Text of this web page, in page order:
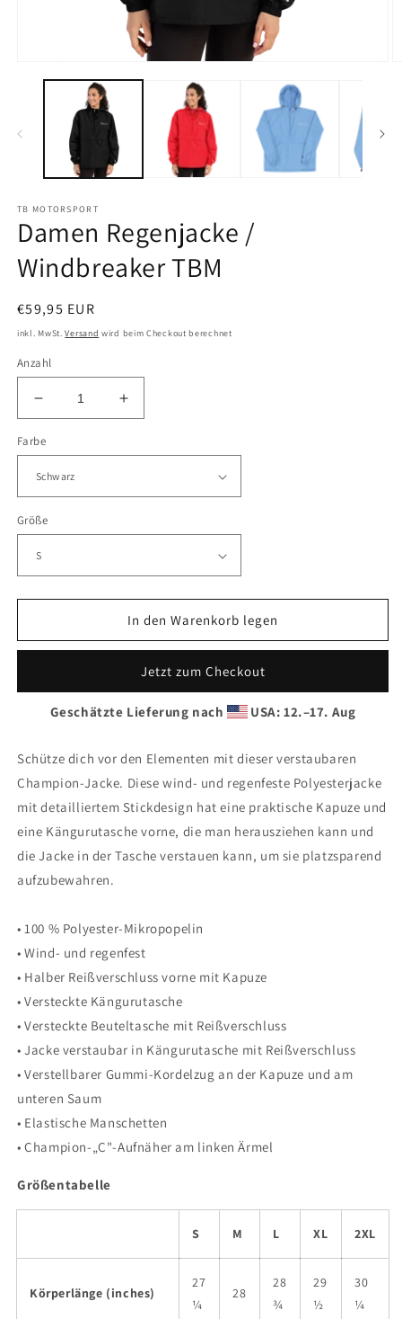
TB MOTORSPORT
Damen Regenjacke /
Windbreaker TBM
Normaler
Preis
€59,95 EUR
inkl. MwSt.Versand wird beim Checkout berechnet
Anzahl
Verringere
die
Menge
Damen
Regenjacke
/
Windbreaker
TBM
Erhöhe
die
Regenjacke
Windbreaker
Farbe
Größe
In den Warenkorb legen
Jetzt zum Checkout
Geschätzte Lieferung nach USA: 12.⁠–17. Aug
Schütze dich vor den Elementen mit dieser verstaubaren
Champion-Jacke. Diese wind- und regenfeste Polyesterjacke
mit detailliertem Stickdesign hat eine praktische Kapuze und
eine Kängurutasche vorne, die man herausziehen kann und
die Jacke in der Tasche verstauen kann, um sie platzsparend
aufzubewahren.
• 100 % Polyester-Mikropopelin
• Wind- und regenfest
• Halber Reißverschluss vorne mit Kapuze
• Versteckte Kängurutasche
• Versteckte Beuteltasche mit Reißverschluss
• Jacke verstaubar in Kängurutasche mit Reißverschluss
• Verstellbarer Gummi-Kordelzug an der Kapuze und am
unteren Saum
• Elastische Manschetten
• Champion-„C"-Aufnäher am linken Ärmel
Größentabelle
S M L XL 2XL
Körperlänge (inches)
27
¼
28
28
¾
29
½
30
¼